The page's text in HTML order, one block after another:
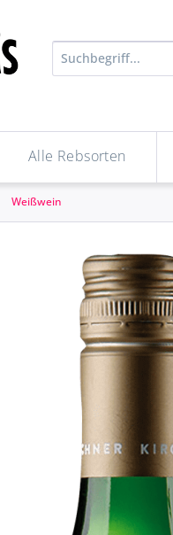
Alle Rebsorten
Weißwein